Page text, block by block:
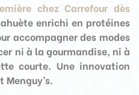
chez Carrefour dès
enrichi en protéines
accompagner des modes
ni à la gourmandise, ni à
courte. Une innovation